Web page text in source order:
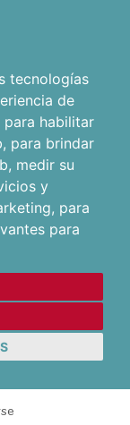
tecnologías
de
para habilitar
, para brindar
, medir su
y
, para
para